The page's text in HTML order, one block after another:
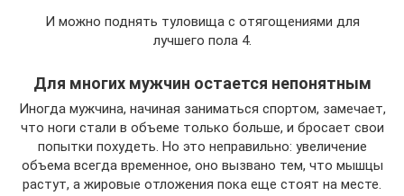
И можно поднять туловища с отягощениями для
лучшего пола 4.
Для многих мужчин остается непонятным
Иногда мужчина, начиная заниматься спортом, замечает,
что ноги стали в объеме только больше, и бросает свои
попытки похудеть. Но это неправильно: увеличение
объема всегда временное, оно вызвано тем, что мышцы
растут, а жировые отложения пока еще стоят на месте.